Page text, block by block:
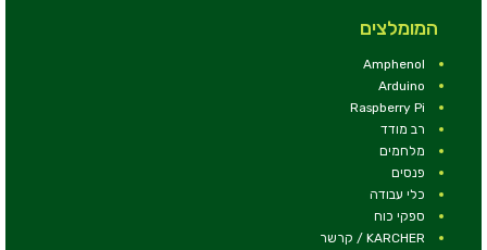
המומלצים
Amphenol
Arduino
Raspberry Pi
רב מודד
מלחמים
פנסים
כלי עבודה
ספקי כוח
KARCHER / קרשר